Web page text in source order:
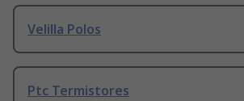
Velilla Polos
Ptc Termistores